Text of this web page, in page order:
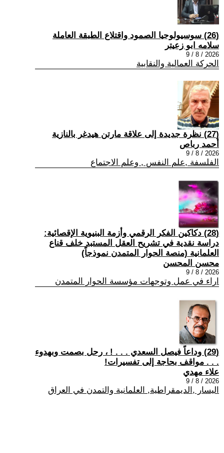
(26) سوسيولوجيا الصمود واقتلاع الطبقة العاملة
سلامه ابو زعيتر
2026 / 8 / 9
الحركة العمالية والنقابية
(27) نظرة جديدة إلى علاقة مارتن هيدغر بالنازية
أحمد رباص
2026 / 8 / 9
الفلسفة ,علم النفس , وعلم الاجتماع
(28) دكاكين الفكر الرقمي وأزمة البنيوية الإقصائية:
دراسة نقدية في تشريح العقل المستبد خلف قناع
العلمانية (منصة الحوار المتمدن نموذجاً)
محسن المحسن
2026 / 8 / 9
اراء في عمل وتوجهات مؤسسة الحوار المتمدن
(29) وداعاً فيصل السعدي . . . ! ، رحل بصمت وبهدوء
. . . مواقف بحاجة إلى تفسيرات!
علاء مهدي
2026 / 8 / 9
اليسار ,الديمقراطية, العلمانية والتمدن في العراق